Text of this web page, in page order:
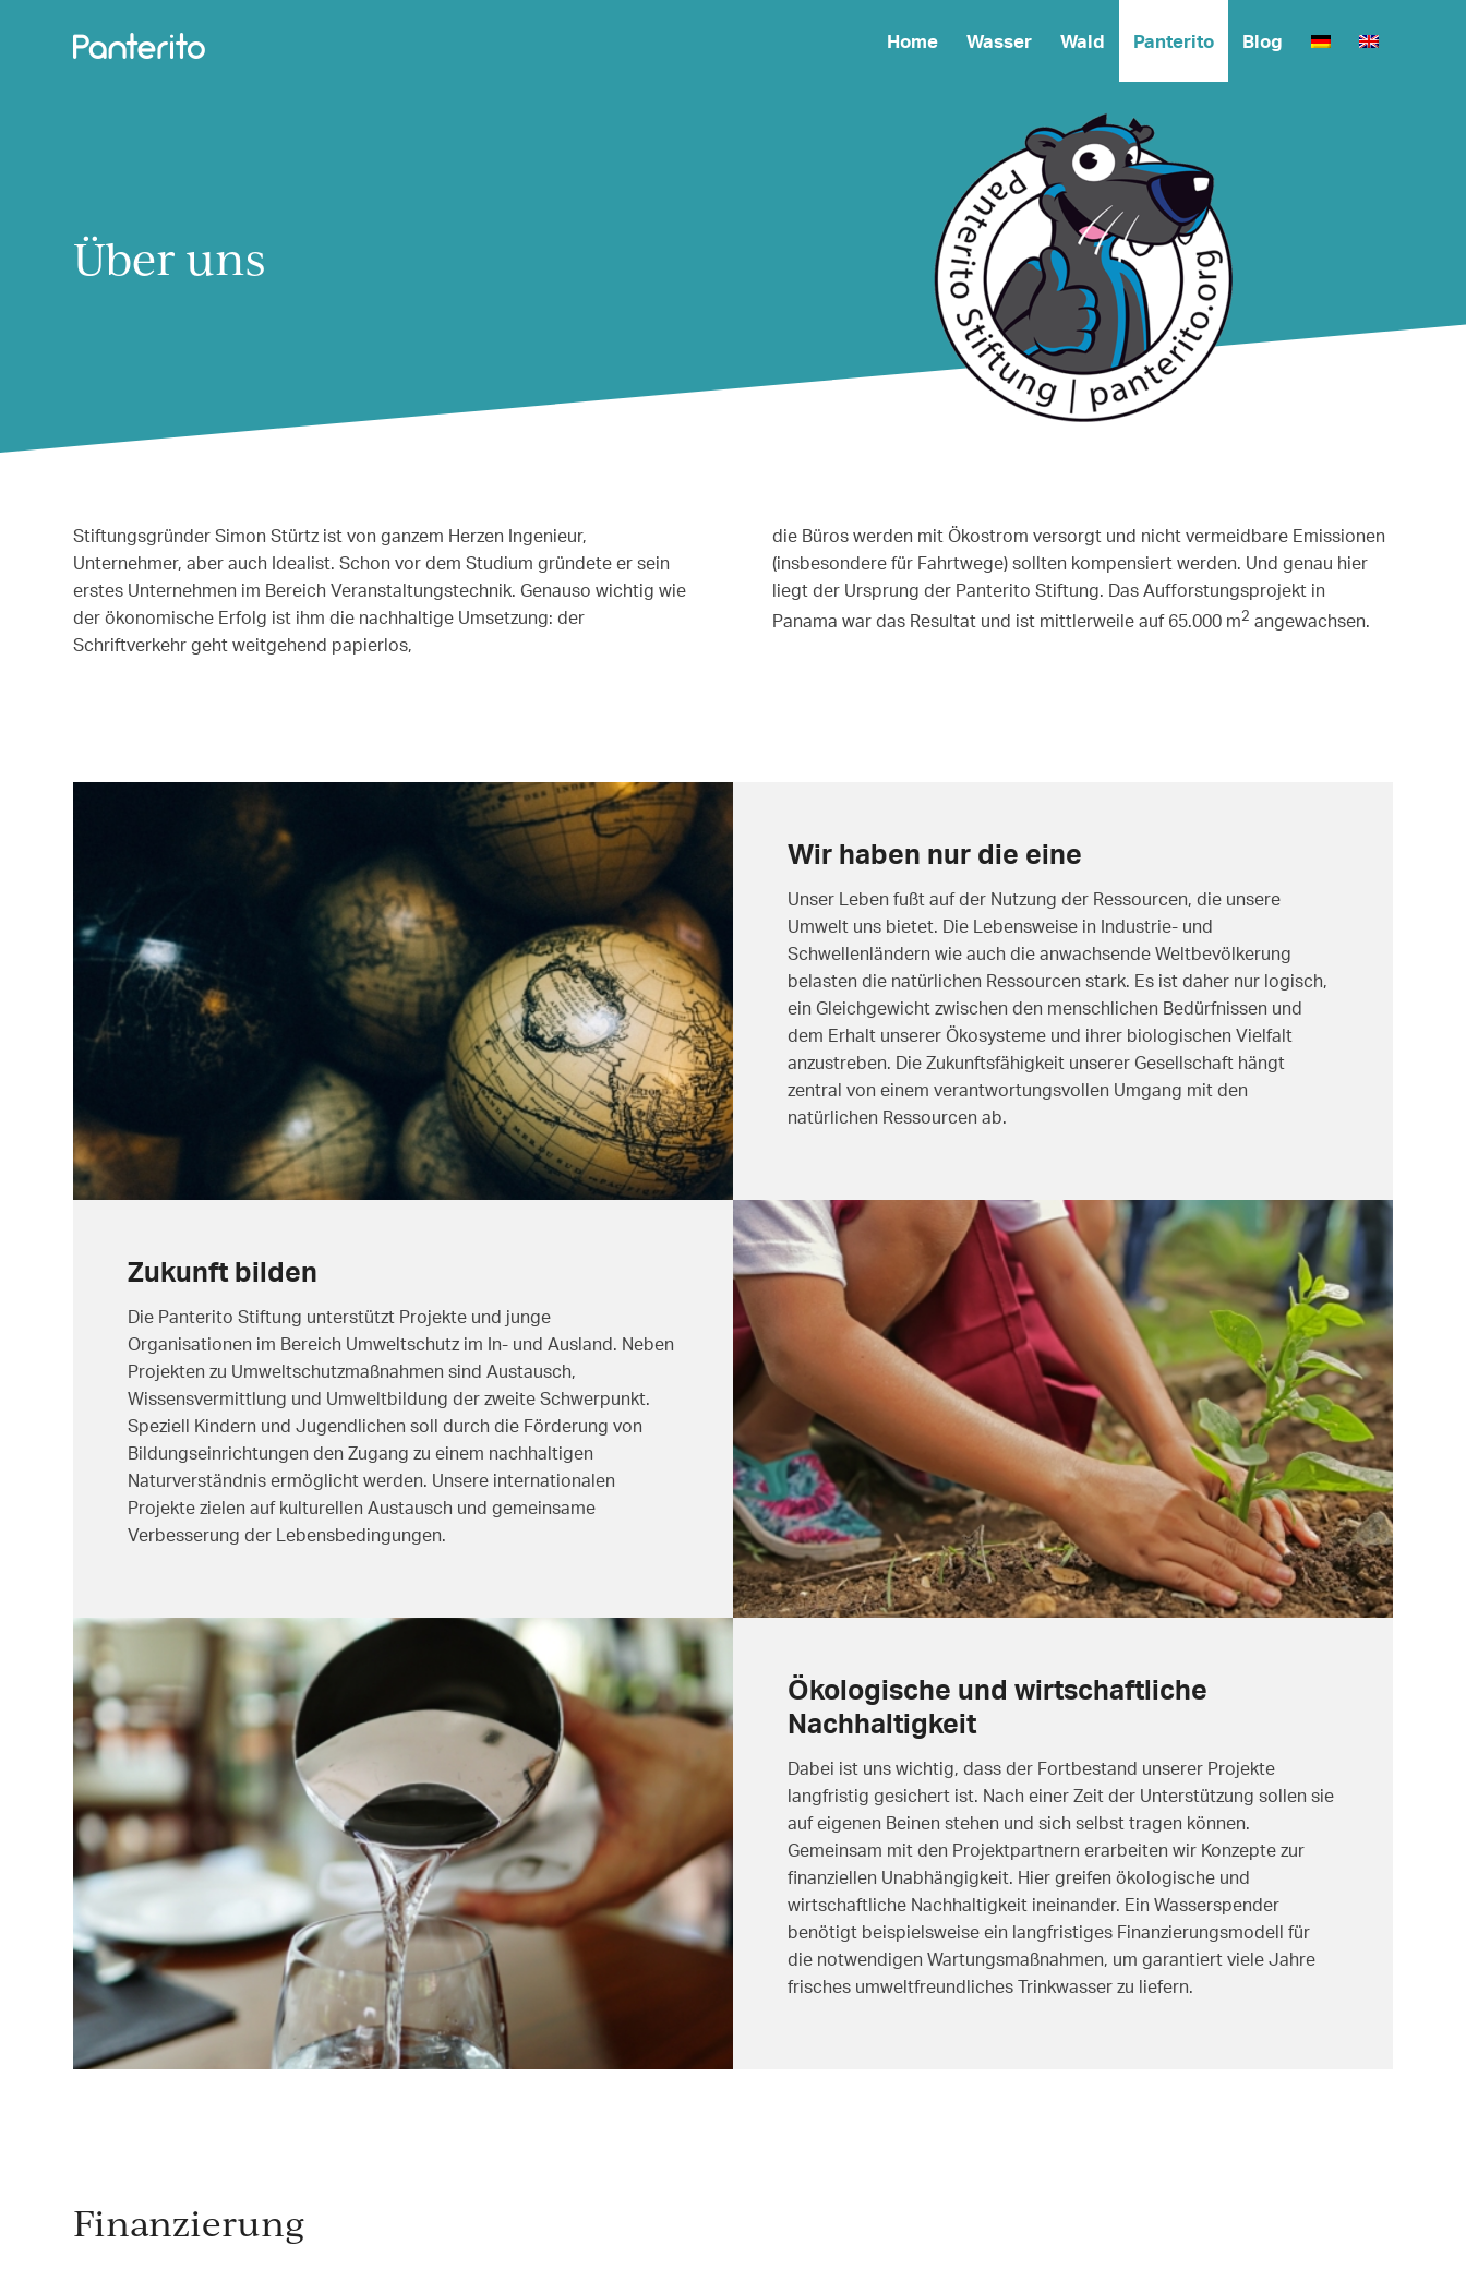
Home Wasser Wald Panterito Blog
Über uns
Stiftungsgründer Simon Stürtz ist von ganzem Herzen Ingenieur,
Unternehmer, aber auch Idealist. Schon vor dem Studium gründete er sein
erstes Unternehmen im Bereich Veranstaltungstechnik. Genauso wichtig wie
der ökonomische Erfolg ist ihm die nachhaltige Umsetzung: der
Schriftverkehr geht weitgehend papierlos,
die Büros werden mit Ökostrom versorgt und nicht vermeidbare Emissionen
(insbesondere für Fahrtwege) sollten kompensiert werden. Und genau hier
liegt der Ursprung der Panterito Stiftung. Das Aufforstungsprojekt in
Panama war das Resultat und ist mittlerweile auf 65.000 m2 angewachsen.
Wir haben nur die eine
Unser Leben fußt auf der Nutzung der Ressourcen, die unsere
Umwelt uns bietet. Die Lebensweise in Industrie- und
Schwellenländern wie auch die anwachsende Weltbevölkerung
belasten die natürlichen Ressourcen stark. Es ist daher nur logisch,
ein Gleichgewicht zwischen den menschlichen Bedürfnissen und
dem Erhalt unserer Ökosysteme und ihrer biologischen Vielfalt
anzustreben. Die Zukunftsfähigkeit unserer Gesellschaft hängt
zentral von einem verantwortungsvollen Umgang mit den
natürlichen Ressourcen ab.
Zukunft bilden
Die Panterito Stiftung unterstützt Projekte und junge
Organisationen im Bereich Umweltschutz im In- und Ausland. Neben
Projekten zu Umweltschutzmaßnahmen sind Austausch,
Wissensvermittlung und Umweltbildung der zweite Schwerpunkt.
Speziell Kindern und Jugendlichen soll durch die Förderung von
Bildungseinrichtungen den Zugang zu einem nachhaltigen
Naturverständnis ermöglicht werden. Unsere internationalen
Projekte zielen auf kulturellen Austausch und gemeinsame
Verbesserung der Lebensbedingungen.
Ökologische und wirtschaftliche
Nachhaltigkeit
Dabei ist uns wichtig, dass der Fortbestand unserer Projekte
langfristig gesichert ist. Nach einer Zeit der Unterstützung sollen sie
auf eigenen Beinen stehen und sich selbst tragen können.
Gemeinsam mit den Projektpartnern erarbeiten wir Konzepte zur
finanziellen Unabhängigkeit. Hier greifen ökologische und
wirtschaftliche Nachhaltigkeit ineinander. Ein Wasserspender
benötigt beispielsweise ein langfristiges Finanzierungsmodell für
die notwendigen Wartungsmaßnahmen, um garantiert viele Jahre
frisches umweltfreundliches Trinkwasser zu liefern.
Finanzierung